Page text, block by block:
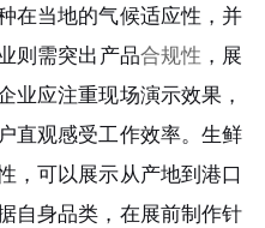
在当地的气候适应性，并
则需突出产品合规性 ，展
业应注重现场演示效果，
直观感受工作效率。生鲜
，可以展示从产地到港口
自身品类，在展前制作针